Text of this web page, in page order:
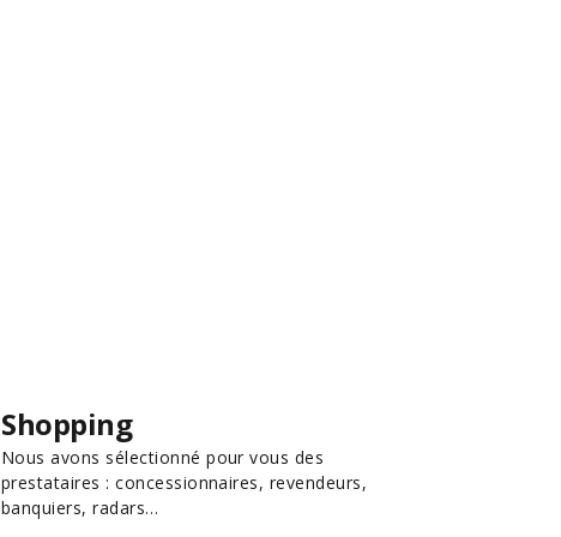
Shopping
Nous avons sélectionné pour vous des
prestataires : concessionnaires, revendeurs,
banquiers, radars…